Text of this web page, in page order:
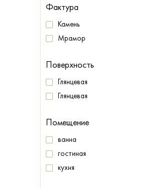
Фактура
Камень
Мрамор
Поверхность
Глянцевая
Глянцевая
Помещение
ванна
гостиная
кухня